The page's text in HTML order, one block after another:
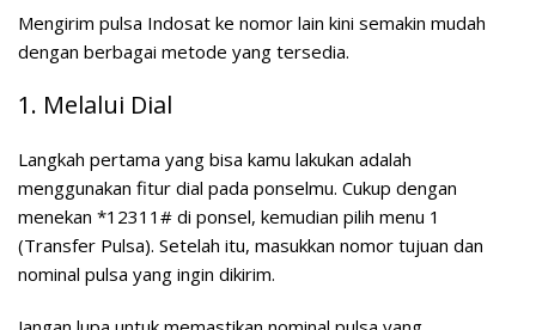
Mengirim pulsa Indosat ke nomor lain kini semakin mudah
dengan berbagai metode yang tersedia.
1. Melalui Dial
Langkah pertama yang bisa kamu lakukan adalah
menggunakan fitur dial pada ponselmu. Cukup dengan
menekan *12311# di ponsel, kemudian pilih menu 1
(Transfer Pulsa). Setelah itu, masukkan nomor tujuan dan
nominal pulsa yang ingin dikirim.